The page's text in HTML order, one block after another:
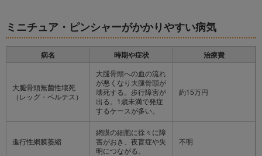
ミニチュア・ピンシャーがかかりやすい病気
病名 時期や症状 治療費
大腿骨頭無菌性壊死
（レッグ・ペルテス）
大腿骨頭への血の流れ
が悪くなり大腿骨頭が
壊死する。歩行障害が
出る。1歳未満で発症
するケースが多い。
約15万円
進行性網膜萎縮
網膜の細胞に徐々に障
害がおき、夜盲症や失
明につながる。
不明